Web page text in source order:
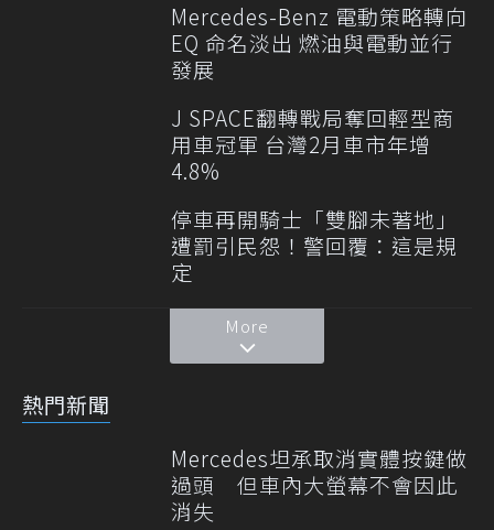
Mercedes-Benz 電動策略轉向
EQ 命名淡出 燃油與電動並行
發展
J SPACE翻轉戰局奪回輕型商
用車冠軍 台灣2月車市年增
4.8%
停車再開騎士「雙腳未著地」
遭罰引民怨！警回覆：這是規
定
More
熱門新聞
Mercedes坦承取消實體按鍵做
過頭 但車內大螢幕不會因此
消失